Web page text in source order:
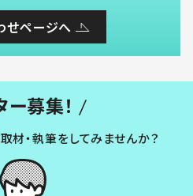
せページへ
ー募集！
材・執筆をしてみませんか？